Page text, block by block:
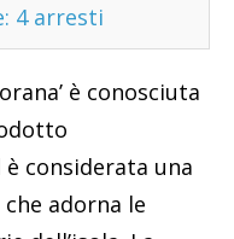
4 arresti
è conosciuta
considerata una
adorna le